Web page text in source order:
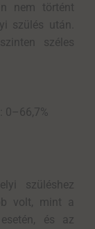
nem történt
szülés után.
széles
0–66,7%
szüléshez
volt, mint a
és az